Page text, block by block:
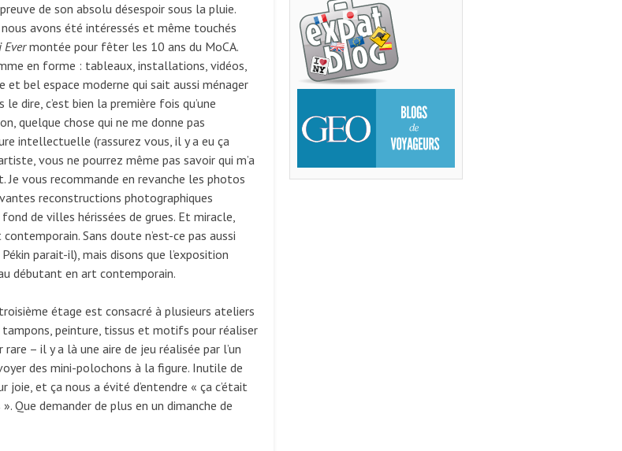
de son absolu désespoir sous la pluie.
nous avons été intéressés et même touchés
Evermontée pour fêter les 10 ans du MoCA.
en forme : tableaux, installations, vidéos,
bel espace moderne qui sait aussi ménager
dire, c’est bien la première fois qu’une
quelque chose qui ne me donne pas
intellectuelle (rassurez vous, il y a eu ça
vous ne pourrez même pas savoir qui m’a
Je vous recommande en revanche les photos
reconstructions photographiques
de villes hérissées de grues. Et miracle,
Sans doute n’est-ce pas aussi
parait-il), mais disons que l’exposition
débutant en art contemporain.
étage est consacré à plusieurs ateliers
peinture, tissus et motifs pour réaliser
– il y a là une aire de jeu réalisée par l’un
des mini-polochons à la figure. Inutile de
joie, et ça nous a évité d’entendre « ça c’était
Que demander de plus en un dimanche de